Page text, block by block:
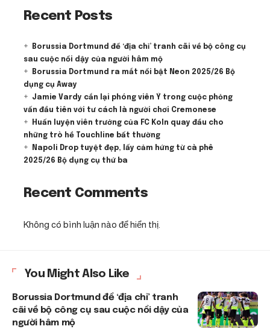
Recent Posts
Borussia Dortmund để ‘địa chỉ’ tranh cãi về bộ công cụ
sau cuộc nổi dậy của người hâm mộ
Borussia Dortmund ra mắt nổi bật Neon 2025/26 Bộ
dụng cụ Away
Jamie Vardy cắn lại phóng viên Ý trong cuộc phỏng
vấn đầu tiên với tư cách là người chơi Cremonese
Huấn luyện viên trưởng của FC Koln quay đầu cho
những trò hề Touchline bất thường
Napoli Drop tuyệt đẹp, lấy cảm hứng từ cà phê
2025/26 Bộ dụng cụ thứ ba
Recent Comments
Không có bình luận nào để hiển thị.
You Might Also Like
Borussia Dortmund để ‘địa chỉ’ tranh
cãi về bộ công cụ sau cuộc nổi dậy của
người hâm mộ